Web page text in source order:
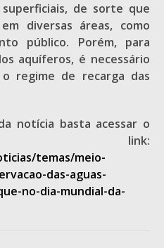
de sorte que
diversas áreas, como
público. Porém, para
aquíferos, é necessário
regime de recarga das
notícia basta acessar o
link:
temas/meio-
das-aguas-
no-dia-mundial-da-